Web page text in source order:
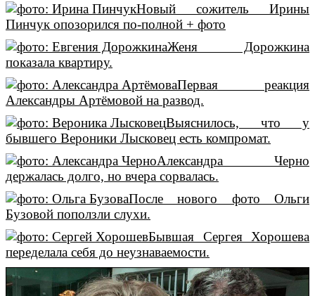
Новый сожитель Ирины
Пинчук опозорился по-полной + фото
Женя Дорожкина
показала квартиру.
Первая реакция
Александры Артёмовой на развод.
Выяснилось, что у
бывшего Вероники Лысковец есть компромат.
Александра Черно
держалась долго, но вчера сорвалась.
После нового фото Ольги
Бузовой поползли слухи.
Бывшая Сергея Хорошева
переделала себя до неузнаваемости.